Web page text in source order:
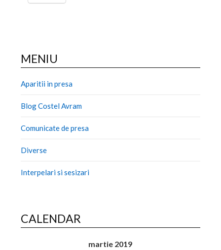
MENIU
Aparitii in presa
Blog Costel Avram
Comunicate de presa
Diverse
Interpelari si sesizari
CALENDAR
martie 2019